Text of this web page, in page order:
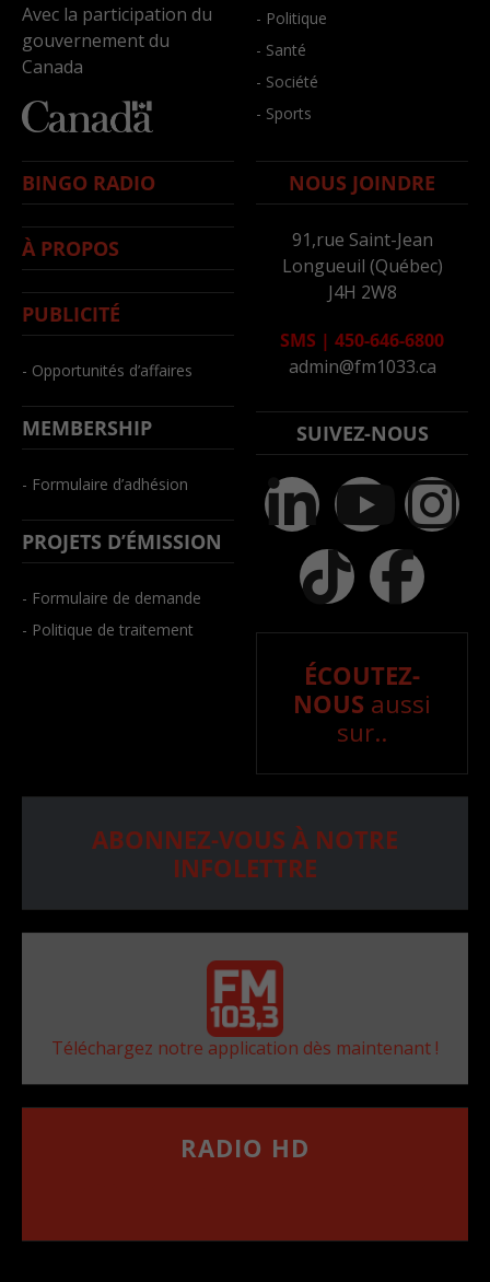
Avec la participation du
gouvernement du
Canada
- Politique
- Santé
- Société
- Sports
BINGO RADIO
À PROPOS
PUBLICITÉ
- Opportunités d’affaires
MEMBERSHIP
- Formulaire d’adhésion
PROJETS D’ÉMISSION
- Formulaire de demande
- Politique de traitement
NOUS JOINDRE
91,rue Saint-Jean
Longueuil (Québec)
J4H 2W8
SMS | 450-646-6800
admin@fm1033.ca
SUIVEZ-NOUS
ÉCOUTEZ-
NOUS aussi
sur..
ABONNEZ-VOUS À NOTRE
INFOLETTRE
Téléchargez notre application dès maintenant !
RADIO HD